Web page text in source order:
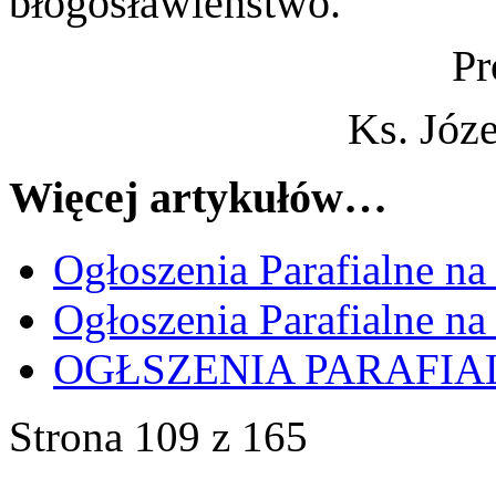
Ks.
Więcej artykułów…
Ogłoszenia Parafialne
Ogłoszenia Parafialne
OGŁSZENIA
Strona 109 z 165